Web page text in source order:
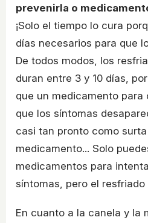
prevenirla o
¡Solo el tiempo lo cura
días necesarios para que
De todos modos, los
duran entre 3 y 10 días,
que un medicamento para
que los síntomas
casi tan pronto como
medicamento... Solo
medicamentos para
síntomas, pero el resfriado
En cuanto a la canela y la